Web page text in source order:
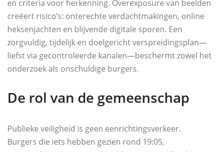
en criteria voor herkenning. Overexposure van beelden
creëert risico’s: onterechte verdachtmakingen, online
heksenjachten en blijvende digitale sporen. Een
zorgvuldig, tijdelijk en doelgericht verspreidingsplan—
liefst via gecontroleerde kanalen—beschermt zowel het
onderzoek als onschuldige burgers.
De rol van de gemeenschap
Publieke veiligheid is geen eenrichtingsverkeer.
Burgers die iets hebben gezien rond 19:05,